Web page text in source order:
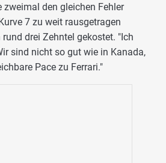
den gleichen Fehler
7 zu weit rausgetragen
drei Zehntel gekostet. "Ich
sind nicht so gut wie in Kanada,
Pace zu Ferrari."